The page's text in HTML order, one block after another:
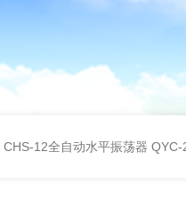
CHS-12全自动水平振荡器 QYC-